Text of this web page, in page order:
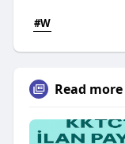
#W
Read more